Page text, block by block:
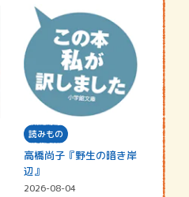
読みもの
高橋尚子『野生の暗き岸
辺』
2026-08-04